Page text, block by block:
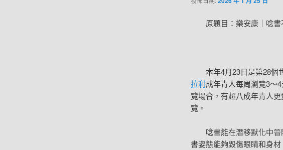
原題目：樂安康｜唸書
本年4月23日是第28個
拉利成年青人每周瀏覽3～
覽場合，有超八成年青人
覽。
唸書能在潛移默化中
書姿態能夠毀傷眼睛和身